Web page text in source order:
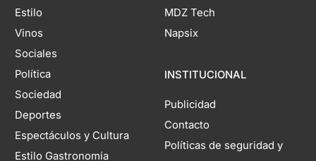
Estilo
Vinos
Sociales
Política
Sociedad
Deportes
Espectáculos y Cultura
Estilo Gastronomía
MDZ Tech
Napsix
INSTITUCIONAL
Publicidad
Contacto
Políticas de seguridad y